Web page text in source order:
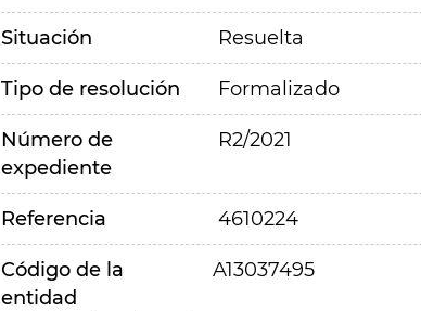
Situación Resuelta
Tipo de resolución Formalizado
Número de
expediente
R2/2021
Referencia 4610224
Código de la
entidad
A13037495